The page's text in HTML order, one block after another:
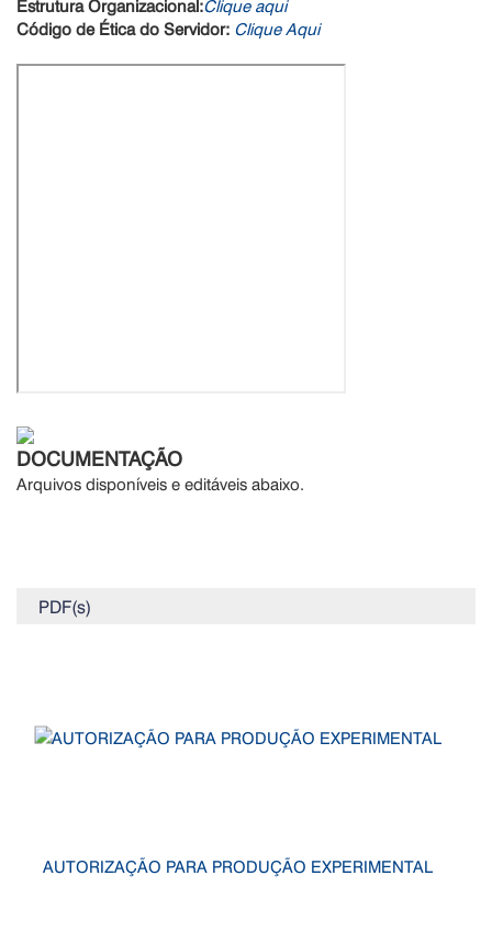
Estrutura Organizacional:Clique aqui
Código de Ética do Servidor: Clique Aqui
DOCUMENTAÇÃO
Arquivos disponíveis e editáveis abaixo.
PDF(s)
AUTORIZAÇÃO PARA PRODUÇÃO EXPERIMENTAL